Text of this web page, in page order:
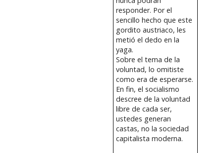
responder. Por el
sencillo hecho que este
gordito austriaco, les
metió el dedo en la
yaga.
Sobre el tema de la
voluntad, lo omitiste
como era de esperarse.
En fin, el socialismo
descree de la voluntad
libre de cada ser,
ustedes generan
castas, no la sociedad
capitalista moderna.